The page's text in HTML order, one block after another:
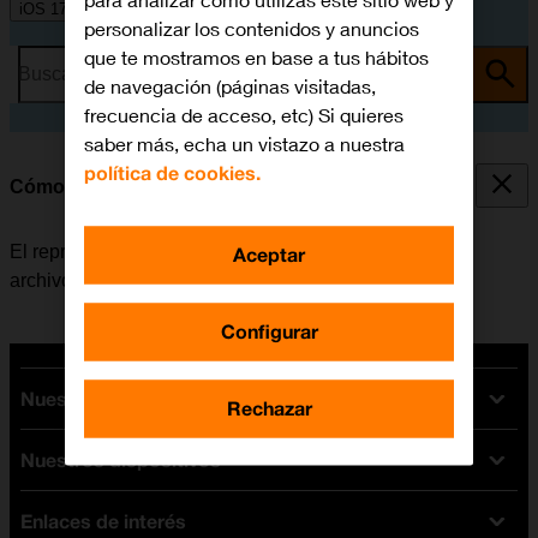
iOS 17
Busca por problema o tema
Cómo utilizar el reproductor de música
El reproductor de música se utiliza para escuchar los
archivos de música que han sido transferidos al móvil.
Nuestras tarifas
Tarifas Orange
Tarifas fibra y móvil
Nuestros dispositivos
Ofertas en móviles
Enlaces de interés
personalizar los contenidos y anuncios
que te mostramos en base a tus hábitos
de navegación (páginas visitadas,
frecuencia de acceso, etc) Si quieres
saber más, echa un vistazo a nuestra
política de cookies.
Configurar
Rechazar
Aceptar